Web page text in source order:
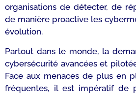
organisations de détecter, de
de manière proactive les
évolution.
Partout dans le monde, la
cybersécurité avancées et
Face aux menaces de plus en
fréquentes, il est impératif de